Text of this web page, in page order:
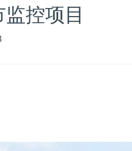
控项目